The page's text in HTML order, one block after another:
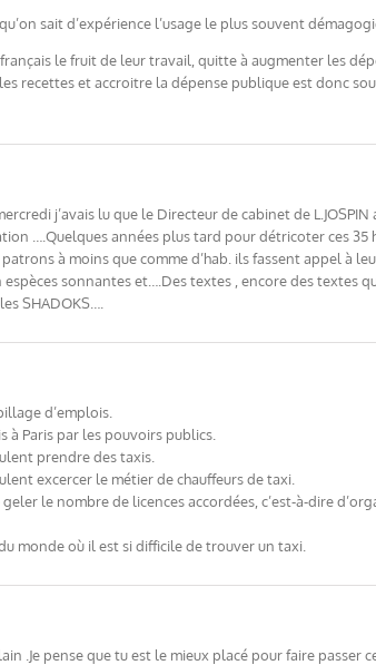
sait d’expérience l’usage le plus souvent
le fruit de leur travail, quitte à augmenter les
recettes et accroitre la dépense publique est donc
j’avais lu que le Directeur de cabinet de
….Quelques années plus tard pour détricoter ces
à moins que comme d’hab. ils fassent appel à
sonnantes et….Des textes , encore des
SHADOKS….
d’emplois.
à Paris par les pouvoirs publics.
prendre des taxis.
excercer le métier de chauffeurs de taxi.
le nombre de licences accordées, c’est-à-dire
monde où il est si difficile de trouver un taxi.
.Je pense que tu est le mieux placé pour faire